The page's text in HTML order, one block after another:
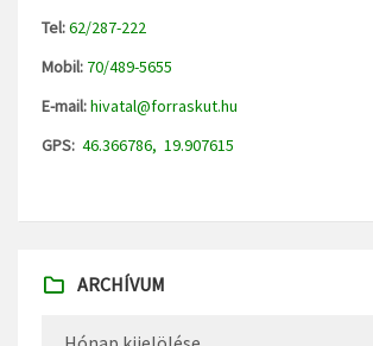
Tel:62/287-222
Mobil: 70/489-5655
E-mail:hivatal@forraskut.hu
GPS: 46.366786, 19.907615
ARCHÍVUM